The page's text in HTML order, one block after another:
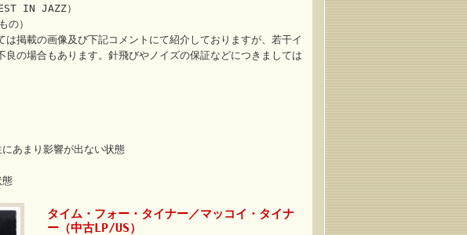
IN JAZZ）
の）
掲載の画像及び下記コメントにて紹介しておりますが、若干イ
の場合もあります。針飛びやノイズの保証などにつきましては
あまり影響が出ない状態
態
タイム・フォー・タイナー／マッコイ・タイナ
ー（中古LP/US）